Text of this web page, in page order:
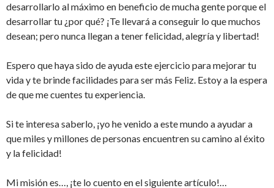
desarrollarlo al máximo en beneficio de mucha gente porque el
desarrollar tu ¿por qué? ¡Te llevará a conseguir lo que muchos
desean; pero nunca llegan a tener felicidad, alegría y libertad!
Espero que haya sido de ayuda este ejercicio para mejorar tu
vida y te brinde facilidades para ser más Feliz. Estoy a la espera
de que me cuentes tu experiencia.
Si te interesa saberlo, ¡yo he venido a este mundo a ayudar a
que miles y millones de personas encuentren su camino al éxito
y la felicidad!
Mi misión es…, ¡te lo cuento en el siguiente artículo!…